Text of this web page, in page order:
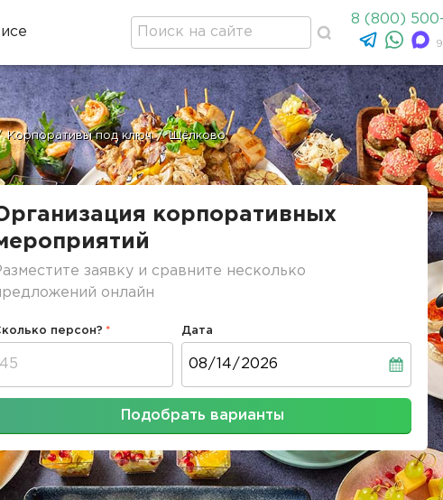
8 (800)
Корпоративы под ключ / Щёлково
корпоративных
заявку и сравните несколько
онлайн
персон? Дата
Подобрать варианты